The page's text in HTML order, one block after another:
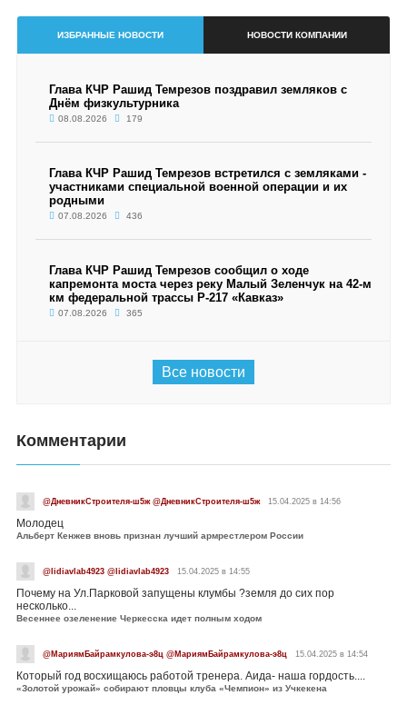
ИЗБРАННЫЕ НОВОСТИ НОВОСТИ КОМПАНИИ
Глава КЧР Рашид Темрезов поздравил земляков с
Днём физкультурника
08.08.2026 179
Глава КЧР Рашид Темрезов встретился с земляками -
участниками специальной военной операции и их
родными
07.08.2026 436
Глава КЧР Рашид Темрезов сообщил о ходе
капремонта моста через реку Малый Зеленчук на 42-м
км федеральной трассы Р-217 «Кавказ»
07.08.2026 365
Все новости
Комментарии
@ДневникСтроителя-ш5ж @ДневникСтроителя-ш5ж 15.04.2025 в 14:56
Молодец
Альберт Кенжев вновь признан лучший армрестлером России
@lidiavlab4923 @lidiavlab4923 15.04.2025 в 14:55
Почему на Ул.Парковой запущены клумбы ?земля до сих пор
несколько...
Весеннее озеленение Черкесска идет полным ходом
@МариямБайрамкулова-э8ц @МариямБайрамкулова-э8ц 15.04.2025 в 14:54
Который год восхищаюсь работой тренера. Аида- наша гордость....
«Золотой урожай» собирают пловцы клуба «Чемпион» из Учкекена